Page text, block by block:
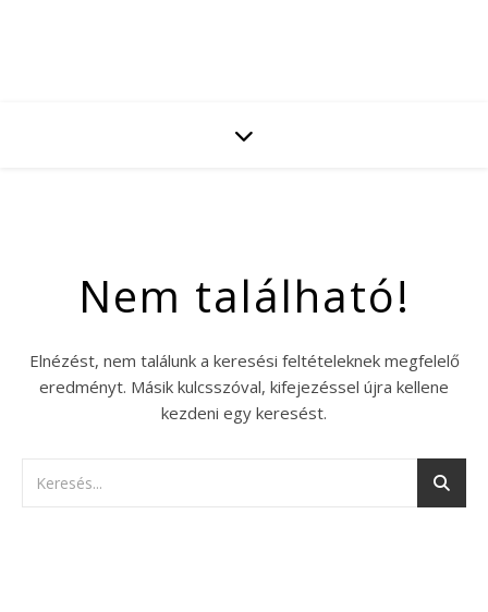
Nem található!
Elnézést, nem találunk a keresési feltételeknek megfelelő
eredményt. Másik kulcsszóval, kifejezéssel újra kellene
kezdeni egy keresést.